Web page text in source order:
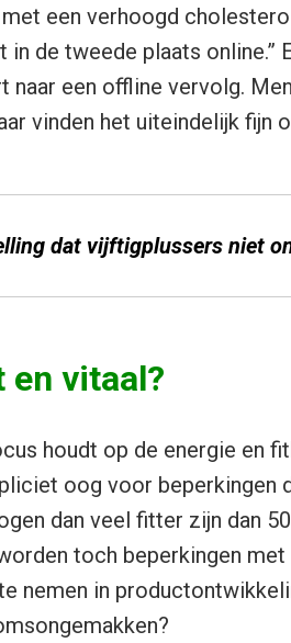
een verhoogd
in de tweede plaats online.”
naar een offline vervolg.
vinden het uiteindelijk fijn
dat vijftigplussers niet
en vitaal?
houdt op de energie en
oog voor beperkingen
dan veel fitter zijn dan
toch beperkingen
nemen in